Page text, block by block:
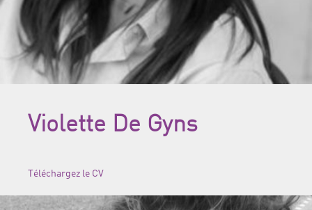
Violette De Gyns
Téléchargez le CV